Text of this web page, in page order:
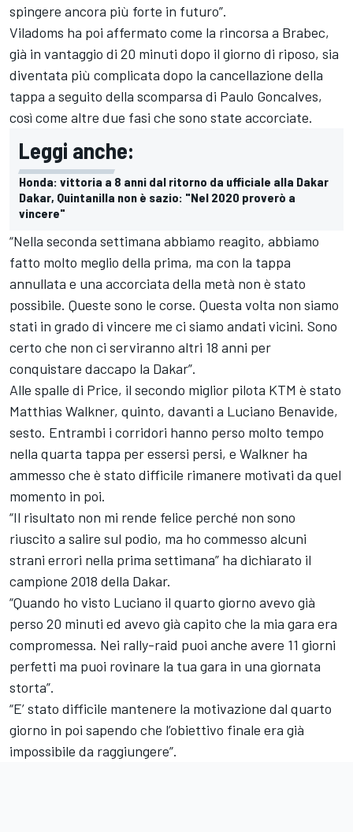
spingere ancora più forte in futuro”.
Viladoms ha poi affermato come la rincorsa a Brabec,
già in vantaggio di 20 minuti dopo il giorno di riposo, sia
diventata più complicata dopo la cancellazione della
tappa a seguito della scomparsa di Paulo Goncalves,
così come altre due fasi che sono state accorciate.
Leggi anche:
Honda: vittoria a 8 anni dal ritorno da ufficiale alla Dakar
Dakar, Quintanilla non è sazio: "Nel 2020 proverò a
vincere"
“Nella seconda settimana abbiamo reagito, abbiamo
fatto molto meglio della prima, ma con la tappa
annullata e una accorciata della metà non è stato
possibile. Queste sono le corse. Questa volta non siamo
stati in grado di vincere me ci siamo andati vicini. Sono
certo che non ci serviranno altri 18 anni per
conquistare daccapo la Dakar”.
Alle spalle di Price, il secondo miglior pilota KTM è stato
Matthias Walkner, quinto, davanti a Luciano Benavide,
sesto. Entrambi i corridori hanno perso molto tempo
nella quarta tappa per essersi persi, e Walkner ha
ammesso che è stato difficile rimanere motivati da quel
momento in poi.
“Il risultato non mi rende felice perché non sono
riuscito a salire sul podio, ma ho commesso alcuni
strani errori nella prima settimana” ha dichiarato il
campione 2018 della Dakar.
“Quando ho visto Luciano il quarto giorno avevo già
perso 20 minuti ed avevo già capito che la mia gara era
compromessa. Nei rally-raid puoi anche avere 11 giorni
perfetti ma puoi rovinare la tua gara in una giornata
storta”.
“E’ stato difficile mantenere la motivazione dal quarto
giorno in poi sapendo che l’obiettivo finale era già
impossibile da raggiungere”.